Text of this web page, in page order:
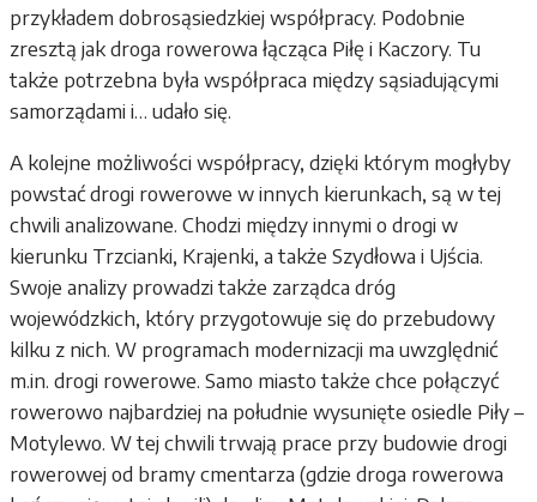
przykładem dobrosąsiedzkiej współpracy. Podobnie
zresztą jak droga rowerowa łącząca Piłę i Kaczory. Tu
także potrzebna była współpraca między sąsiadującymi
samorządami i… udało się.
A kolejne możliwości współpracy, dzięki którym mogłyby
powstać drogi rowerowe w innych kierunkach, są w tej
chwili analizowane. Chodzi między innymi o drogi w
kierunku Trzcianki, Krajenki, a także Szydłowa i Ujścia.
Swoje analizy prowadzi także zarządca dróg
wojewódzkich, który przygotowuje się do przebudowy
kilku z nich. W programach modernizacji ma uwzględnić
m.in. drogi rowerowe. Samo miasto także chce połączyć
rowerowo najbardziej na południe wysunięte osiedle Piły –
Motylewo. W tej chwili trwają prace przy budowie drogi
rowerowej od bramy cmentarza (gdzie droga rowerowa